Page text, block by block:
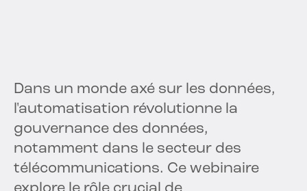
Dans un monde axé sur les données,
l'automatisation révolutionne la
gouvernance des données,
notamment dans le secteur des
télécommunications. Ce webinaire